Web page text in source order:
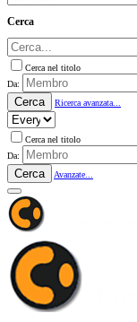
Cerca
Cerca nel titolo
Da:
Cerca Ricerca avanzata...
Cerca nel titolo
Da:
Cerca Avanzate...